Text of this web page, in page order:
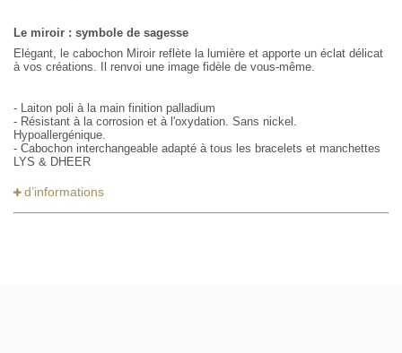
Le miroir : symbole de sagesse
Elégant, le cabochon Miroir reflète la lumière et apporte un éclat délicat
à vos créations. Il renvoi une image fidèle de vous-même.
- Laiton poli à la main finition palladium
- Résistant à la corrosion et à l'oxydation. Sans nickel.
Hypoallergénique.
- Cabochon interchangeable adapté à tous les bracelets et manchettes
LYS & DHEER
d’informations